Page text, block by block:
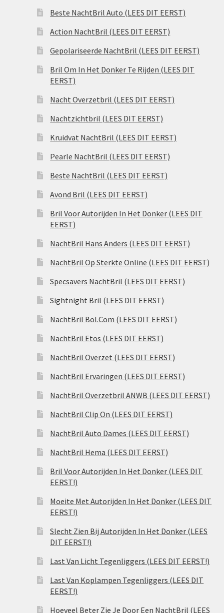
Beste NachtBril Auto (LEES DIT EERST)
Action NachtBril (LEES DIT EERST)
Gepolariseerde NachtBril (LEES DIT EERST)
Bril Om In Het Donker Te Rijden (LEES DIT
EERST)
Nacht Overzetbril (LEES DIT EERST)
Nachtzichtbril (LEES DIT EERST)
Kruidvat NachtBril (LEES DIT EERST)
Pearle NachtBril (LEES DIT EERST)
Beste NachtBril (LEES DIT EERST)
Avond Bril (LEES DIT EERST)
Bril Voor Autorijden In Het Donker (LEES DIT
EERST)
NachtBril Hans Anders (LEES DIT EERST)
NachtBril Op Sterkte Online (LEES DIT EERST)
Specsavers NachtBril (LEES DIT EERST)
Sightnight Bril (LEES DIT EERST)
NachtBril Bol.Com (LEES DIT EERST)
NachtBril Etos (LEES DIT EERST)
NachtBril Overzet (LEES DIT EERST)
NachtBril Ervaringen (LEES DIT EERST)
NachtBril Overzetbril ANWB (LEES DIT EERST)
NachtBril Clip On (LEES DIT EERST)
NachtBril Auto Dames (LEES DIT EERST)
NachtBril Hema (LEES DIT EERST)
Bril Voor Autorijden In Het Donker (LEES DIT
EERST!)
Moeite Met Autorijden In Het Donker (LEES DIT
EERST!)
Slecht Zien Bij Autorijden In Het Donker (LEES
DIT EERST!)
Last Van Licht Tegenliggers (LEES DIT EERST!)
Last Van Koplampen Tegenliggers (LEES DIT
EERST!)
Hoeveel Beter Zie Je Door Een NachtBril (LEES